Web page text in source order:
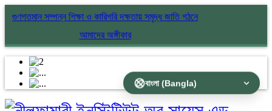
গুণগতমান সম্পন্ন শিক্ষা ও কারিগরি দক্ষতায় সমৃদ্ধ জাতি গঠনে
আমাদের অঙ্গীকার